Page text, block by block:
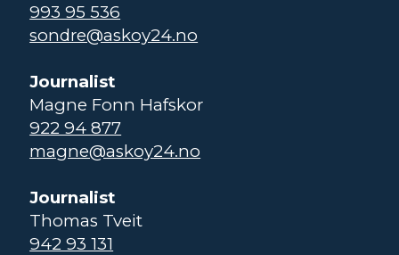
993 95 536
sondre@askoy24.no
Journalist
Magne Fonn Hafskor
922 94 877
magne@askoy24.no
Journalist
Thomas Tveit
942 93 131